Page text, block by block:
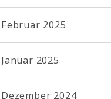
Februar 2025
Januar 2025
Dezember 2024